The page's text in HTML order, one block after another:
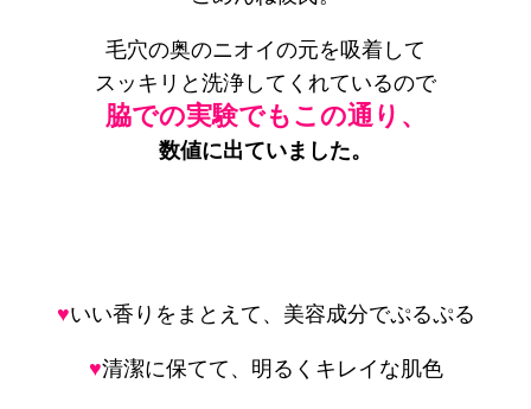
毛穴の奥のニオイの元を吸着して
スッキリと洗浄してくれているので
脇での実験でもこの通り、
数値に出ていました。
♥いい香りをまとえて、美容成分でぷるぷる
♥清潔に保てて、明るくキレイな肌色